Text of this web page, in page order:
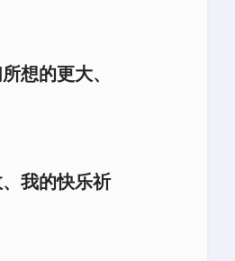
想的更大、
我的快乐祈